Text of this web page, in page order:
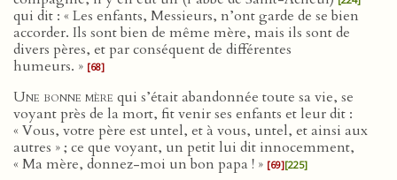
qui dit : « Les enfants, Messieurs, n’ont garde de se bien
accorder. Ils sont bien de même mère, mais ils sont de
divers pères, et par conséquent de différentes
humeurs. » [68]
Une bonne mère qui s’était abandonnée toute sa vie, se
voyant près de la mort, fit venir ses enfants et leur dit :
« Vous, votre père est untel, et à vous, untel, et ainsi aux
autres » ; ce que voyant, un petit lui dit innocemment,
« Ma mère, donnez-moi un bon papa ! » [69][225]